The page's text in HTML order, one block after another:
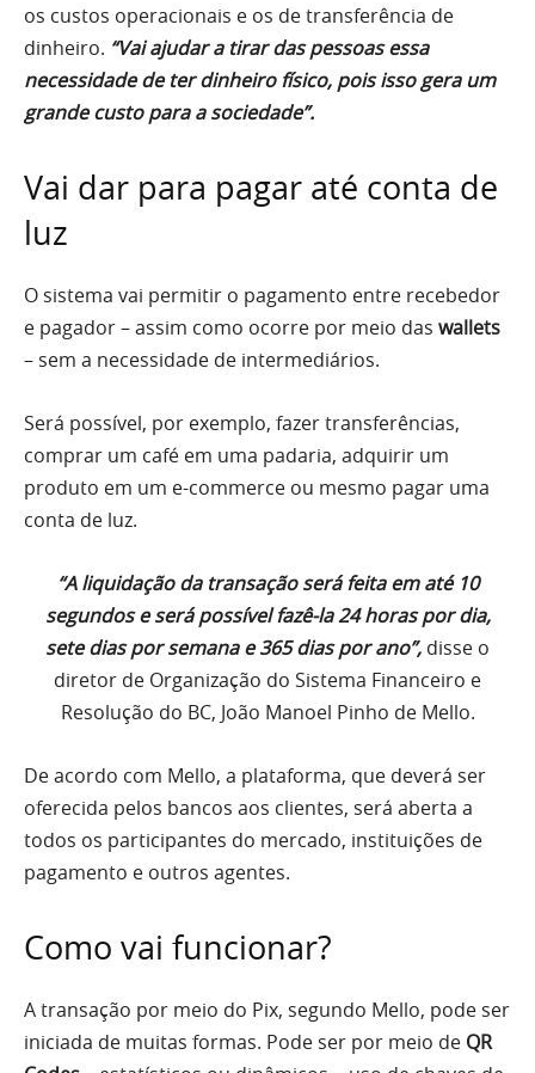
os custos operacionais e os de transferência de
dinheiro. “Vai ajudar a tirar das pessoas essa
necessidade de ter dinheiro físico, pois isso gera um
grande custo para a sociedade”.
Vai dar para pagar até conta de
luz
O sistema vai permitir o pagamento entre recebedor
e pagador – assim como ocorre por meio das wallets
– sem a necessidade de intermediários.
Será possível, por exemplo, fazer transferências,
comprar um café em uma padaria, adquirir um
produto em um e-commerce ou mesmo pagar uma
conta de luz.
“A liquidação da transação será feita em até 10
segundos e será possível fazê-la 24 horas por dia,
sete dias por semana e 365 dias por ano”, disse o
diretor de Organização do Sistema Financeiro e
Resolução do BC, João Manoel Pinho de Mello.
De acordo com Mello, a plataforma, que deverá ser
oferecida pelos bancos aos clientes, será aberta a
todos os participantes do mercado, instituições de
pagamento e outros agentes.
Como vai funcionar?
A transação por meio do Pix, segundo Mello, pode ser
iniciada de muitas formas. Pode ser por meio de QR